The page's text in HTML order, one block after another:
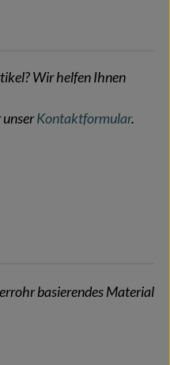
Wir helfen Ihnen
unserKontaktformular.
basierendes Material